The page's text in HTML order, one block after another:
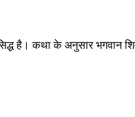
है। कथा के अनुसार भगवान